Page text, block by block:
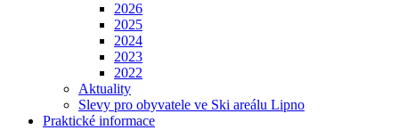
2026
2025
2024
2023
2022
Aktuality
Slevy pro obyvatele ve Ski areálu Lipno
Praktické informace